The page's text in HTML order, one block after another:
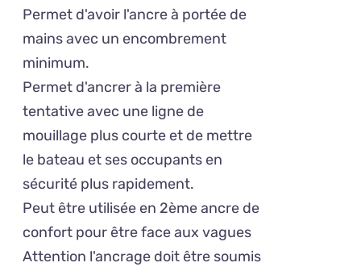
Permet d'avoir l'ancre à portée de
mains avec un encombrement
minimum.
Permet d'ancrer à la première
tentative avec une ligne de
mouillage plus courte et de mettre
le bateau et ses occupants en
sécurité plus rapidement.
Peut être utilisée en 2ème ancre de
confort pour être face aux vagues
Attention l'ancrage doit être soumis